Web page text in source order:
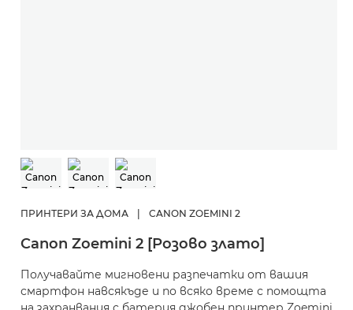
ПРИНТЕРИ ЗА ДОМА CANON ZOEMINI 2
Canon Zoemini 2 [Розово злато]
Получавайте мигновени разпечатки от вашия
смартфон навсякъде и по всяко време с помощта